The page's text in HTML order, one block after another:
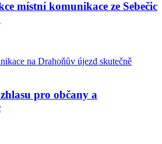
místní komunikace ze Sebečic
na Drahoňův újezd skutečně
pro občany a